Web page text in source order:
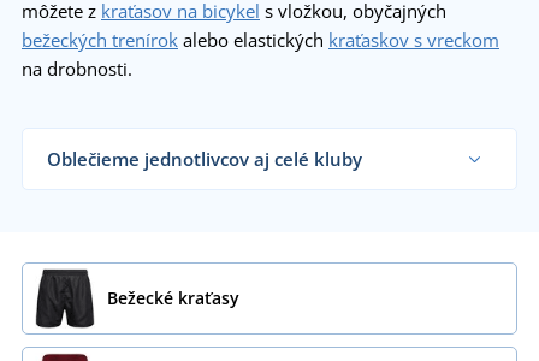
môžete z kraťasov na bicykel s vložkou, obyčajných
bežeckých trenírok alebo elastických kraťaskov s vreckom
na drobnosti.
Oblečieme jednotlivcov aj celé kluby
Bežecké kraťasy